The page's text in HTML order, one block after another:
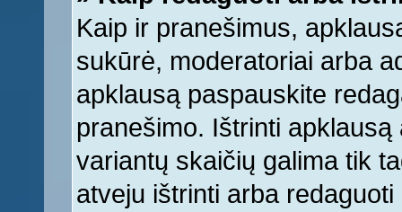
Kaip ir pranešimus,
sukūrė, moderatoriai arba
apklausą paspauskite
pranešimo. Ištrinti
variantų skaičių galima tik
atveju ištrinti arba